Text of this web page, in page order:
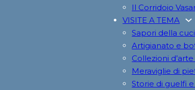
Il Corridoio
VISITE A TEMA
Sapori della
Artigianato e
Collezioni
Meraviglie di
Storie di guelfi